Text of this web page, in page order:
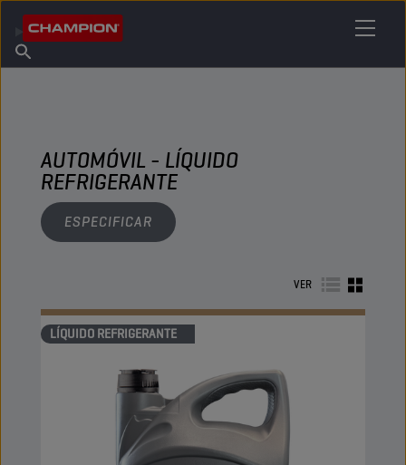
Acerca de champion
Encuentra un punto de venta
AUTOMÓVIL - LÍQUIDO
REFRIGERANTE
ESPECIFICAR
VER
LÍQUIDO REFRIGERANTE